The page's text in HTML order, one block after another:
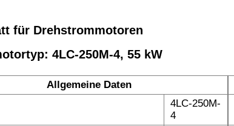
für Drehstrommotoren
4LC-250M-4, 55 kW
Allgemeine Daten
4LC-250M-
4